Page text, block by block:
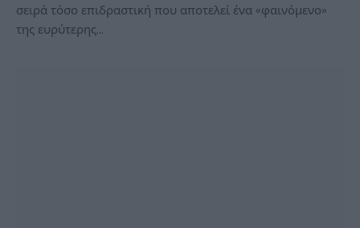
σειρά τόσο επιδραστική που αποτελεί ένα «φαινόμενο»
της ευρύτερης…